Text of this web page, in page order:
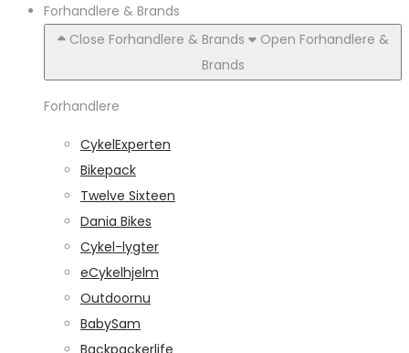
Forhandlere & Brands
Close Forhandlere & Brands
Open Forhandlere &
Brands
Forhandlere
CykelExperten
Bikepack
Twelve Sixteen
Dania Bikes
Cykel-lygter
eCykelhjelm
Outdoornu
BabySam
Backpackerlife